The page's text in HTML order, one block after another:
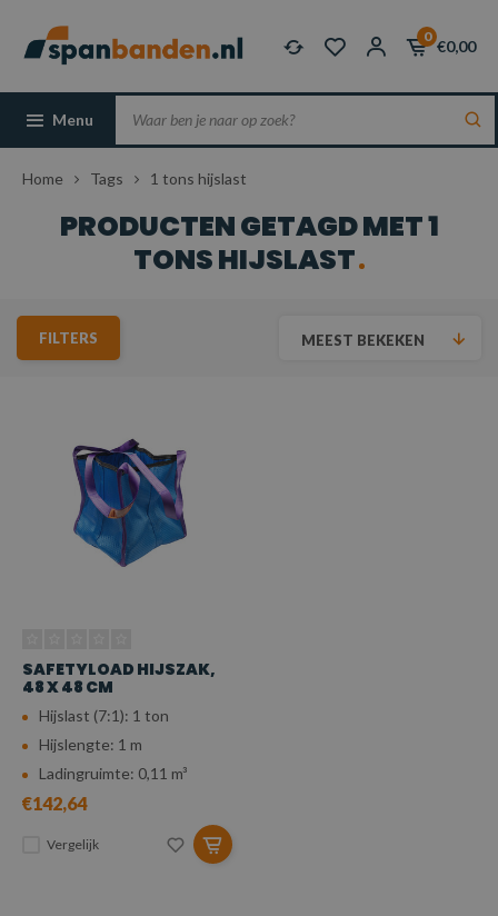
0
€0,00
Menu
Home Tags 1 tons hijslast
PRODUCTEN GETAGD MET 1
TONS HIJSLAST
FILTERS MEEST BEKEKEN
SAFETYLOAD HIJSZAK,
48 X 48 CM
Hijslast (7:1): 1 ton
Hijslengte: 1 m
Ladingruimte: 0,11 m³
€142,64
Vergelijk